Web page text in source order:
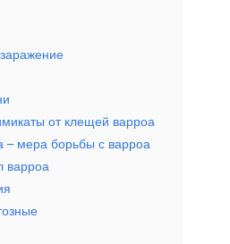
от клещей варроа
– мера борьбы с варроа
варроа